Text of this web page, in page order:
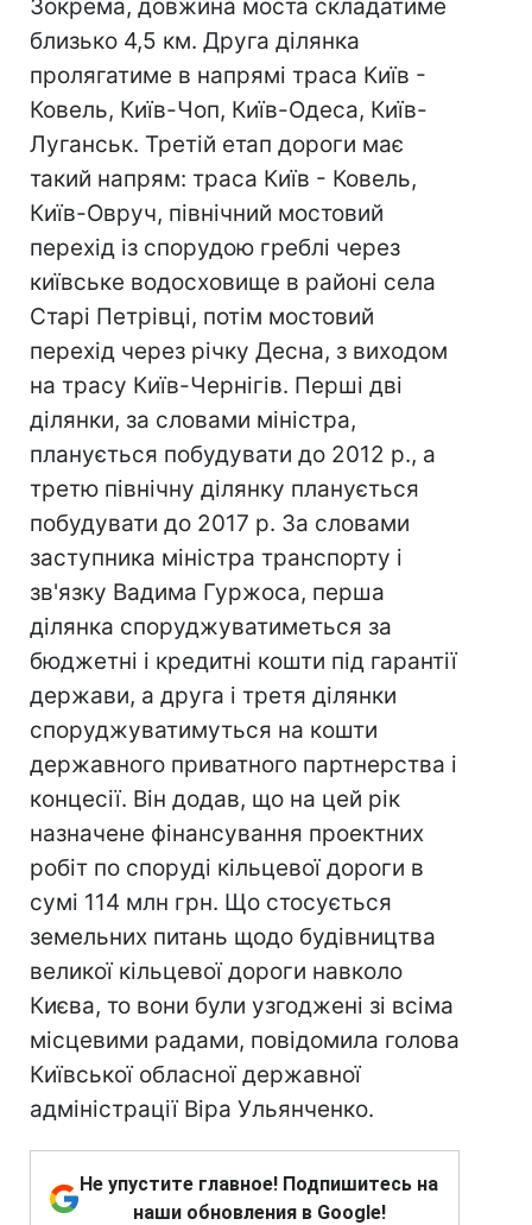
Зокрема, довжина моста складатиме
близько 4,5 км. Друга ділянка
пролягатиме в напрямі траса Київ -
Ковель, Київ-Чоп, Київ-Одеса, Київ-
Луганськ. Третій етап дороги має
такий напрям: траса Київ - Ковель,
Київ-Овруч, північний мостовий
перехід із спорудою греблі через
київське водосховище в районі села
Старі Петрівці, потім мостовий
перехід через річку Десна, з виходом
на трасу Київ-Чернігів. Перші дві
ділянки, за словами міністра,
планується побудувати до 2012 р., а
третю північну ділянку планується
побудувати до 2017 р. За словами
заступника міністра транспорту і
зв'язку Вадима Гуржоса, перша
ділянка споруджуватиметься за
бюджетні і кредитні кошти під гарантії
держави, а друга і третя ділянки
споруджуватимуться на кошти
державного приватного партнерства і
концесії. Він додав, що на цей рік
назначене фінансування проектних
робіт по споруді кільцевої дороги в
сумі 114 млн грн. Що стосується
земельних питань щодо будівництва
великої кільцевої дороги навколо
Києва, то вони були узгоджені зі всіма
місцевими радами, повідомила голова
Київської обласної державної
адміністрації Віра Ульянченко.
Не упустите главное! Подпишитесь на
наши обновления в Google!